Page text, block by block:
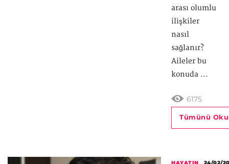
arası olumlu
ilişkiler
nasıl
sağlanır?
Aileler bu
konuda ...
6175
Tümünü Oku